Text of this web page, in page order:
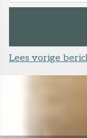
Lees vorige